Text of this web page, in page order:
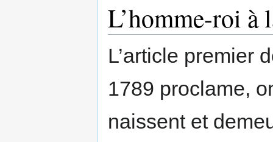
L’homme-roi à
L’article premier
1789 proclame,
naissent et